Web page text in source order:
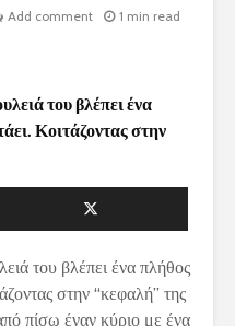
Add comment 1 min read
του βλέπει ένα
Κοιτάζοντας στην
του βλέπει ένα πλήθος
στην “κεφαλή” της
πίσω έναν κύριο με ένα